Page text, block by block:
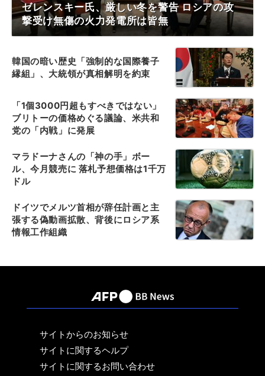
ゼレンスキー氏、厳しい冬を警告 ロシアの攻
撃受け無傷の火力発電所は皆無
韓国の暗い歴史「強制的な国際養子
縁組」、大統領が真相解明を約束
「1個3000円超もすべきではない」
ブリトーの価格めぐる議論、米共和
党の「内戦」に発展
マラドーナさんの「神の手」ボー
ル、今月競売に 落札予想価格は1千万
ドル
ドイツでメルツ首相が辞任計画と主
張する偽動画拡散、背後にロシア系
情報工作組織
サイトからのお知らせ
サイトに関するヘルプ
サイトに関するお問い合わせ